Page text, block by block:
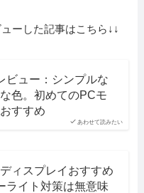
ーした記事はこちら↓↓
あわせて読みたい
ビュー：シンプルな
色。初めてのPCモ
すすめ
ィスプレイおすすめ
ライト対策は無意味